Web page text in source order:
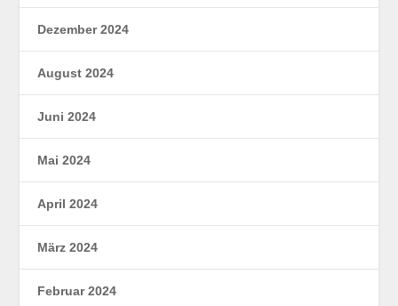
Dezember 2024
August 2024
Juni 2024
Mai 2024
April 2024
März 2024
Februar 2024